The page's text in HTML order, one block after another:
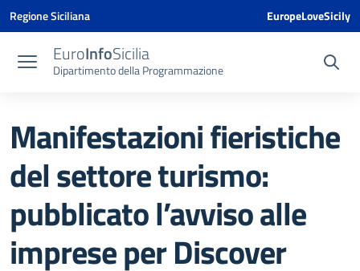
Vai ai contenuti
Vai al menu di navigazione
Vai al footer
Vai al banner delle Cookie Policy
Regione Siciliana EuropeLoveSicily
EuroInfoSicilia
Dipartimento della Programmazione
Manifestazioni fieristiche
del settore turismo:
pubblicato l’avviso alle
imprese per Discover